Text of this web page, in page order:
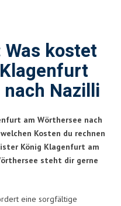
kostet
Nazilli
am Wörthersee nach
Kosten du rechnen
König Klagenfurt am
steht dir gerne
eine sorgfältige